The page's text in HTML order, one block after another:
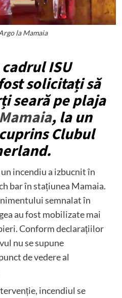
la Mamaia
ISU
solicitați să
seară pe plaja
Mamaia, la un
Clubul
incendiu a izbucnit în
bar în stațiunea Mamaia.
semnalat în
au fost mobilizate mai
Conform declarațiilor
nu se supune
de vedere al
incendiul se